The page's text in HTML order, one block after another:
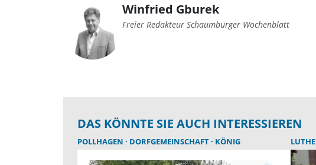
Winfried Gburek
Freier Redakteur Schaumburger Wochenblatt
DAS KÖNNTE SIE AUCH INTERESSIEREN
POLLHAGEN DORFGEMEINSCHAFT KÖNIG LUTHE